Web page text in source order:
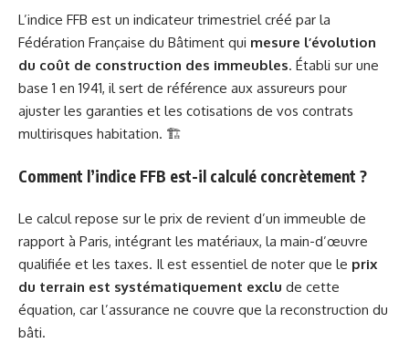
L’indice FFB est un indicateur trimestriel créé par la
Fédération Française du Bâtiment qui mesure l’évolution
du coût de construction des immeubles. Établi sur une
base 1 en 1941, il sert de référence aux assureurs pour
ajuster les garanties et les cotisations de vos contrats
multirisques habitation. 🏗️
Comment l’indice FFB est-il calculé concrètement ?
Le calcul repose sur le prix de revient d’un immeuble de
rapport à Paris, intégrant les matériaux, la main-d’œuvre
qualifiée et les taxes. Il est essentiel de noter que le prix
du terrain est systématiquement exclu de cette
équation, car l’assurance ne couvre que la reconstruction du
bâti.